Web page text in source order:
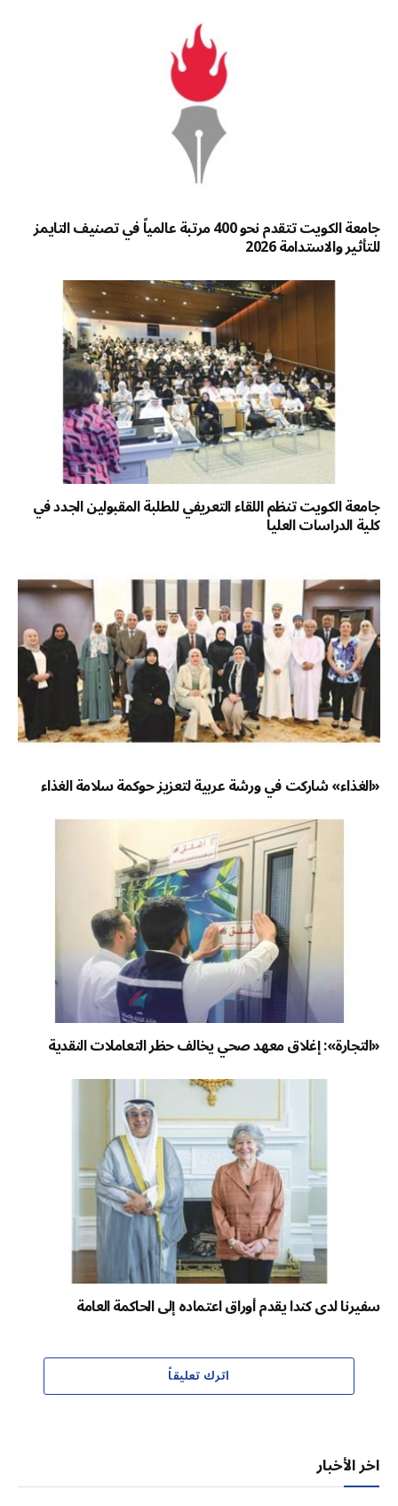
جامعة الكويت تتقدم نحو 400 مرتبة عالمياً في تصنيف التايمز
للتأثير والاستدامة 2026
جامعة الكويت تنظم اللقاء التعريفي للطلبة المقبولين الجدد في
كلية الدراسات العليا
«الغذاء» شاركت في ورشة عربية لتعزيز حوكمة سلامة الغذاء
«التجارة»: إغلاق معهد صحي يخالف حظر التعاملات النقدية
سفيرنا لدى كندا يقدم أوراق اعتماده إلى الحاكمة العامة
اترك تعليقاً
اخر الأخبار